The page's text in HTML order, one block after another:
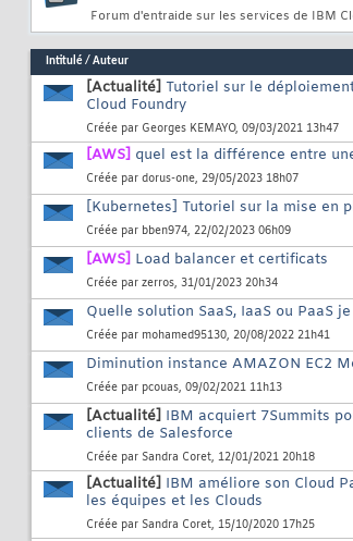
Forum d'entraide sur les services de IBM
Intitulé/ Auteur
[Actualité] Tutoriel sur le
Cloud Foundry
Créée par Georges KEMAYO, 09/03/2021 13h47
[AWS] quel est la différence entre
Créée par dorus-one, 29/05/2023 18h07
[Kubernetes] Tutoriel sur la mise en
Créée par bben974, 22/02/2023 06h09
[AWS] Load balancer et certificats
Créée par zerros, 31/01/2023 20h34
Quelle solution SaaS, IaaS ou PaaS
Créée par mohamed95130, 20/08/2022 21h41
Diminution instance AMAZON EC2
Créée par pcouas, 09/02/2021 11h13
[Actualité] IBM acquiert 7Summits
clients de Salesforce
Créée par Sandra Coret, 12/01/2021 20h18
[Actualité] IBM améliore son Cloud
les équipes et les Clouds
Créée par Sandra Coret, 15/10/2020 17h25